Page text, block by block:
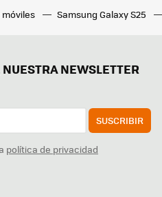
Samsung Galaxy S25
NEWSLETTER
SUSCRIBIR
política de privacidad